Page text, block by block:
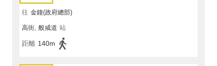
往 金鐘(政府總部)
高街, 般咸道 站
距離 140m